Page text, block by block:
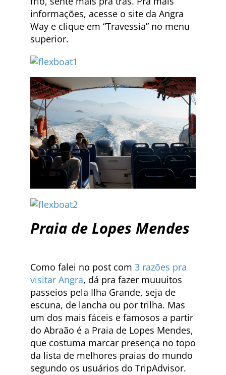
informações, acesse o site da Angra
Way e clique em “Travessia” no menu
superior.
Praia de Lopes Mendes
Como falei no post com 3 razões pra
visitar Angra, dá pra fazer muuuitos
passeios pela Ilha Grande, seja de
escuna, de lancha ou por trilha. Mas
um dos mais fáceis e famosos a partir
do Abraão é a Praia de Lopes Mendes,
que costuma marcar presença no topo
da lista de melhores praias do mundo
segundo os usuários do TripAdvisor.